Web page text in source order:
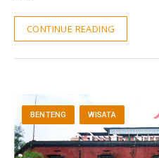
CONTINUE READING
BENTENG WISATA